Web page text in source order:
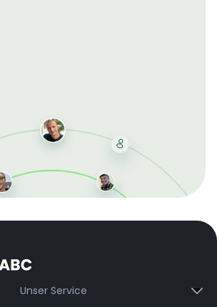
erhalten schnelle Lieferung und
Unser Service